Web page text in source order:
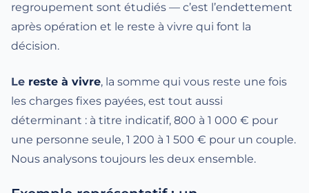
regroupement sont étudiés — c’est l’endettement
après opération et le reste à vivre qui font la
décision.
Le reste à vivre, la somme qui vous reste une fois
les charges fixes payées, est tout aussi
déterminant : à titre indicatif, 800 à 1 000 € pour
une personne seule, 1 200 à 1 500 € pour un couple.
Nous analysons toujours les deux ensemble.